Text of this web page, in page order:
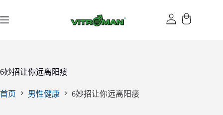
过
6妙招让你远离阳痿
首页 男性健康 6妙招让你远离阳痿